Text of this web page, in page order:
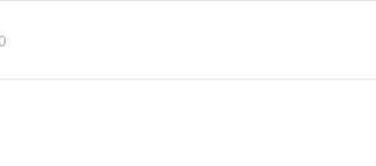
0